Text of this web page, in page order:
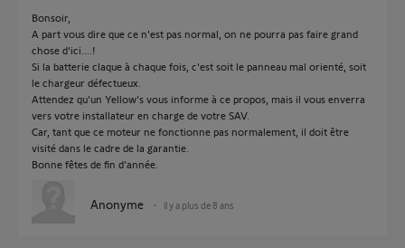
Bonsoir,
A part vous dire que ce n'est pas normal, on ne pourra pas faire grand
chose d'ici....!
Si la batterie claque à chaque fois, c'est soit le panneau mal orienté, soit
le chargeur défectueux.
Attendez qu'un Yellow's vous informe à ce propos, mais il vous enverra
vers votre installateur en charge de votre SAV.
Car, tant que ce moteur ne fonctionne pas normalement, il doit être
visité dans le cadre de la garantie.
Bonne fêtes de fin d'année.
Anonyme il y a plus de 8 ans